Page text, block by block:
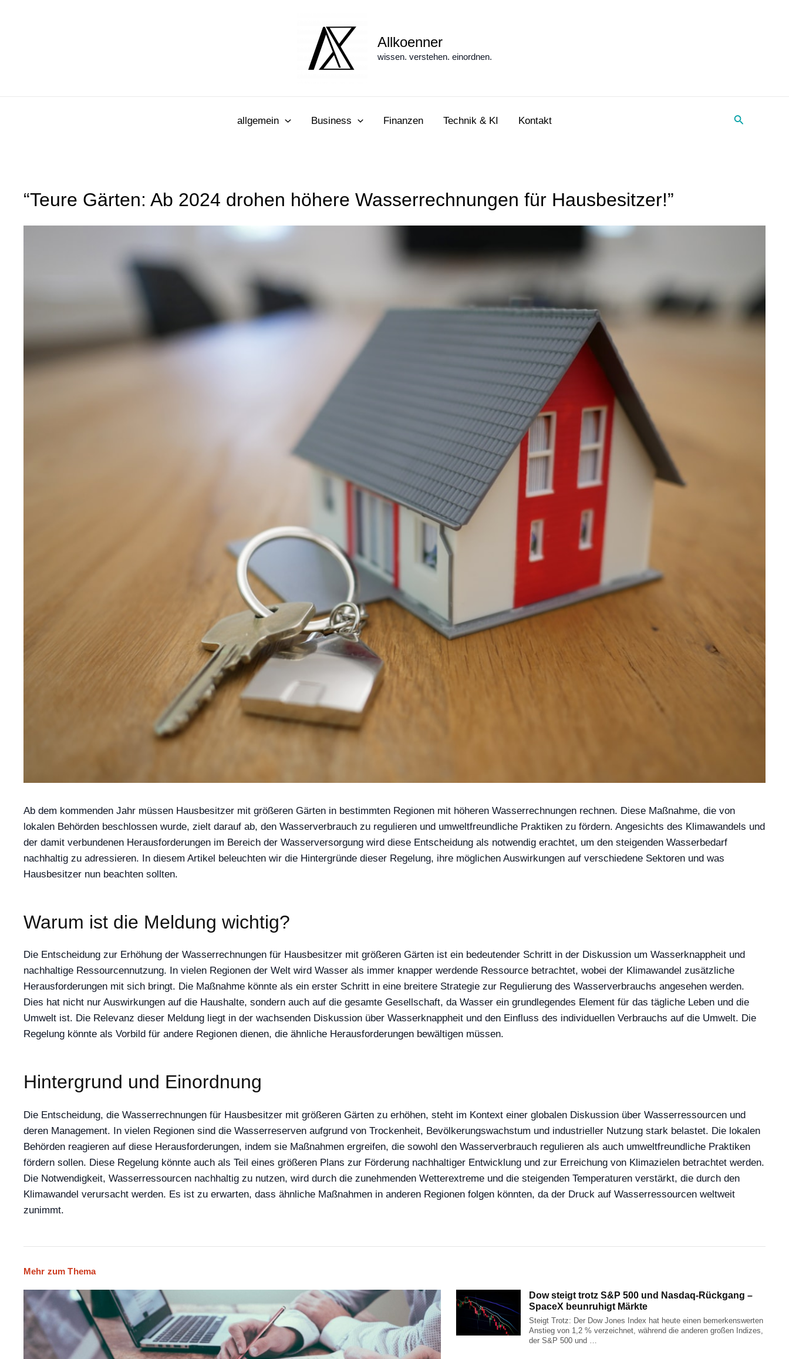
Allkoenner
wissen. verstehen. einordnen.
allgemein Business Finanzen Technik & KI Kontakt Suche
“Teure Gärten: Ab 2024 drohen höhere Wasserrechnungen für Hausbesitzer!”
Ab dem kommenden Jahr müssen Hausbesitzer mit größeren Gärten in bestimmten Regionen mit höheren Wasserrechnungen rechnen. Diese Maßnahme, die von
lokalen Behörden beschlossen wurde, zielt darauf ab, den Wasserverbrauch zu regulieren und umweltfreundliche Praktiken zu fördern. Angesichts des Klimawandels und
der damit verbundenen Herausforderungen im Bereich der Wasserversorgung wird diese Entscheidung als notwendig erachtet, um den steigenden Wasserbedarf
nachhaltig zu adressieren. In diesem Artikel beleuchten wir die Hintergründe dieser Regelung, ihre möglichen Auswirkungen auf verschiedene Sektoren und was
Hausbesitzer nun beachten sollten.
Warum ist die Meldung wichtig?
Die Entscheidung zur Erhöhung der Wasserrechnungen für Hausbesitzer mit größeren Gärten ist ein bedeutender Schritt in der Diskussion um Wasserknappheit und
nachhaltige Ressourcennutzung. In vielen Regionen der Welt wird Wasser als immer knapper werdende Ressource betrachtet, wobei der Klimawandel zusätzliche
Herausforderungen mit sich bringt. Die Maßnahme könnte als ein erster Schritt in eine breitere Strategie zur Regulierung des Wasserverbrauchs angesehen werden.
Dies hat nicht nur Auswirkungen auf die Haushalte, sondern auch auf die gesamte Gesellschaft, da Wasser ein grundlegendes Element für das tägliche Leben und die
Umwelt ist. Die Relevanz dieser Meldung liegt in der wachsenden Diskussion über Wasserknappheit und den Einfluss des individuellen Verbrauchs auf die Umwelt. Die
Regelung könnte als Vorbild für andere Regionen dienen, die ähnliche Herausforderungen bewältigen müssen.
Hintergrund und Einordnung
Die Entscheidung, die Wasserrechnungen für Hausbesitzer mit größeren Gärten zu erhöhen, steht im Kontext einer globalen Diskussion über Wasserressourcen und
deren Management. In vielen Regionen sind die Wasserreserven aufgrund von Trockenheit, Bevölkerungswachstum und industrieller Nutzung stark belastet. Die lokalen
Behörden reagieren auf diese Herausforderungen, indem sie Maßnahmen ergreifen, die sowohl den Wasserverbrauch regulieren als auch umweltfreundliche Praktiken
fördern sollen. Diese Regelung könnte auch als Teil eines größeren Plans zur Förderung nachhaltiger Entwicklung und zur Erreichung von Klimazielen betrachtet werden.
Die Notwendigkeit, Wasserressourcen nachhaltig zu nutzen, wird durch die zunehmenden Wetterextreme und die steigenden Temperaturen verstärkt, die durch den
Klimawandel verursacht werden. Es ist zu erwarten, dass ähnliche Maßnahmen in anderen Regionen folgen könnten, da der Druck auf Wasserressourcen weltweit
zunimmt.
Mehr zum Thema
Dow steigt trotz S&P 500 und Nasdaq-Rückgang –
SpaceX beunruhigt Märkte
Steigt Trotz: Der Dow Jones Index hat heute einen bemerkenswerten
Anstieg von 1,2 % verzeichnet, während die anderen großen Indizes,
der S&P 500 und …